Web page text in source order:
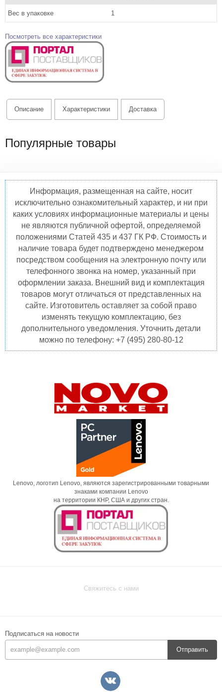
Вес в упаковке 1
Посмотреть все характеристики
Описание Характеристики Доставка
Популярные товары
Информация, размещенная на сайте, носит
исключительно ознакомительный характер, и ни при
каких условиях информационные материалы и цены
не являются публичной офертой, определяемой
положениями Статей 435 и 437 ГК РФ. Стоимость и
наличие товара будет подтверждено менеджером
посредством сообщения на электронную почту или
телефонного звонка на номер, указанный при
оформлении заказа. Внешний вид и комплектация
товаров могут отличаться от представленных на
сайте. Изготовитель оставляет за собой право
изменять текущую комплектацию, без
дополнительного уведомления. Уточнить детали
можно по телефону: +7 (495) 280-80-12
Lenovo, логотип Lenovo, являются зарегистрированными товарными
знаками компании Lenovo
на территории КНР, США и других стран.
Свяжитесь с нами
Подписаться на новости
Отправить